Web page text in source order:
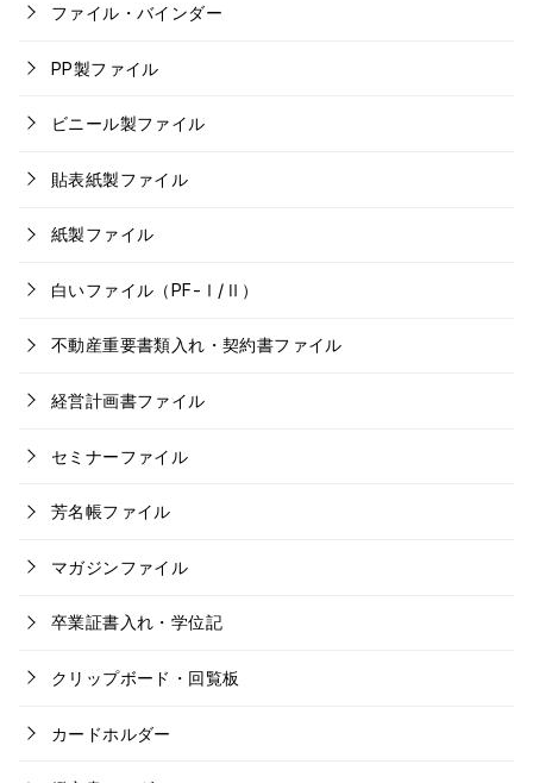
ファイル・バインダー
PP製ファイル
ビニール製ファイル
貼表紙製ファイル
紙製ファイル
白いファイル（PF-Ⅰ/Ⅱ）
不動産重要書類入れ・契約書ファイル
経営計画書ファイル
セミナーファイル
芳名帳ファイル
マガジンファイル
卒業証書入れ・学位記
クリップボード・回覧板
カードホルダー